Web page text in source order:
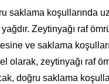
saklama koşullarında
Zeytinyağı raf
ve saklama
olarak, zeytinyağı raf
doğru saklama